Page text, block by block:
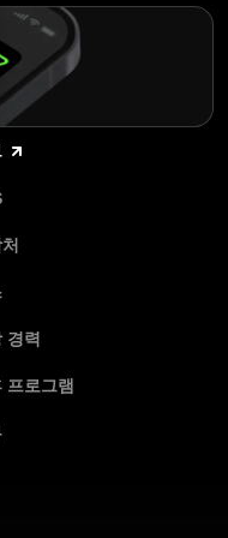
경력
프로그램